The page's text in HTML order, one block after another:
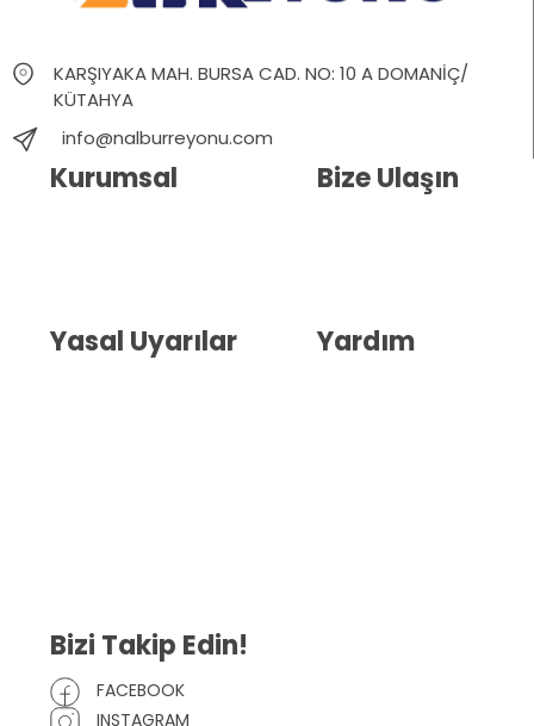
KARŞIYAKA MAH. BURSA CAD. NO: 10 A DOMANİÇ/
KÜTAHYA
info@nalburreyonu.com
Kurumsal
Yasal Uyarılar
Bize Ulaşın
Yardım
Bizi Takip Edin!
FACEBOOK
INSTAGRAM